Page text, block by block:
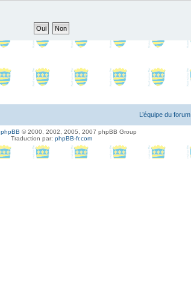
L’équipe du forum
phpBB © 2000, 2002, 2005, 2007 phpBB Group
Traduction par: phpBB-fr.com